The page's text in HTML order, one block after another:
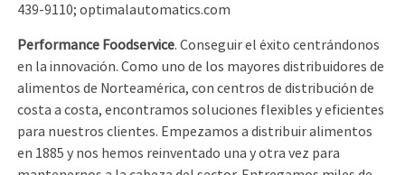
439-9110; optimalautomatics.com
Performance Foodservice. Conseguir el éxito centrándonos
en la innovación. Como uno de los mayores distribuidores de
alimentos de Norteamérica, con centros de distribución de
costa a costa, encontramos soluciones flexibles y eficientes
para nuestros clientes. Empezamos a distribuir alimentos
en 1885 y nos hemos reinventado una y otra vez para